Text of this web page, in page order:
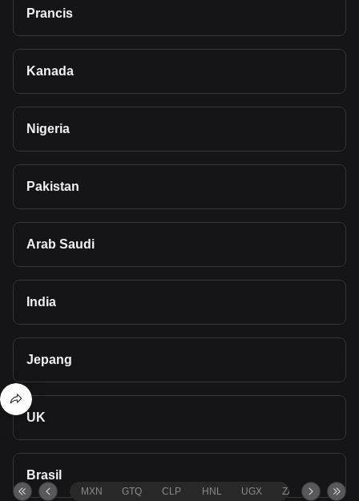
Prancis
Kanada
Nigeria
Pakistan
Arab Saudi
India
Jepang
UK
Brasil
MXN GTQ CLP HNL UGX ZAR TND